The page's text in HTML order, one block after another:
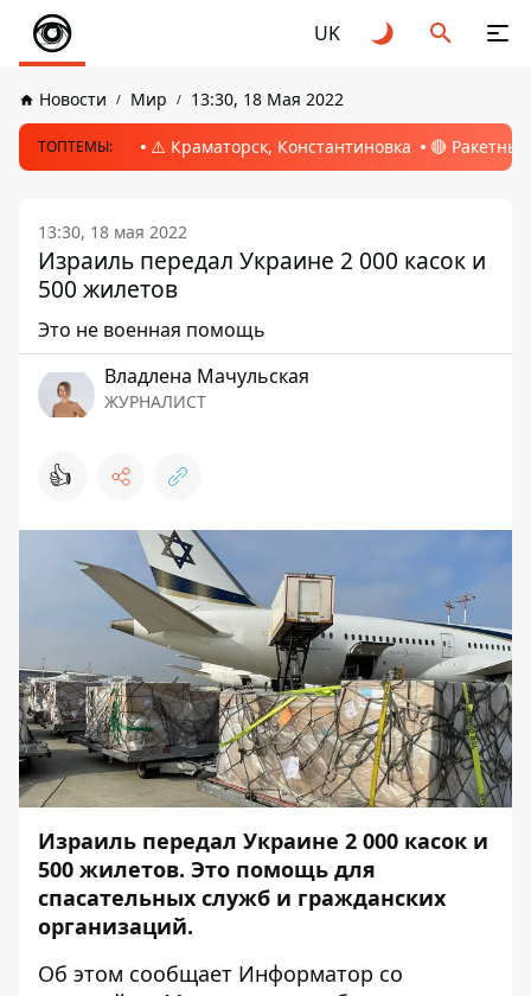
UK
Новости Мир 13:30, 18 Мая 2022
ТОПТЕМЫ: ⚠️ Краматорск, Константиновка 🔴
13:30, 18 мая 2022
Израиль передал Украине 2 000 касок и
500 жилетов
Это не военная помощь
Владлена Мачульская
ЖУРНАЛИСТ
👍
Израиль передал Украине 2 000 касок и
500 жилетов. Это помощь для
спасательных служб и гражданских
организаций.
Об этом сообщает Информатор со